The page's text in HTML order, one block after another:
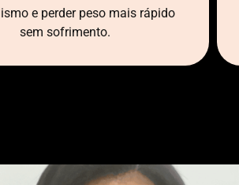
e perder peso mais rápido
sem sofrimento.